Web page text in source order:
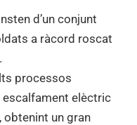
d’un conjunt
a ràcord roscat
processos
escalfament elèctric
un gran